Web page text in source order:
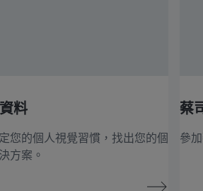
料
您的個人視覺習慣，找出您的個
方案。
蔡
參